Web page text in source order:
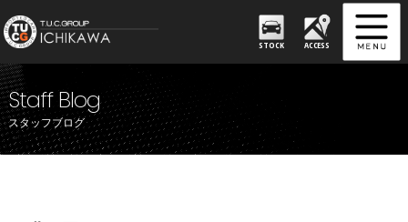
STOCK ACCESS
Staff Blog
スタッフブログ